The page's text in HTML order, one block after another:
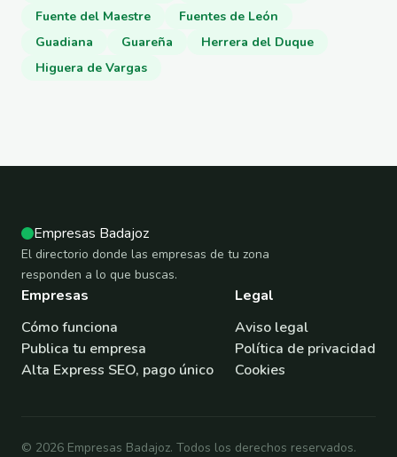
Fuente del Maestre
Fuentes de León
Guadiana
Guareña
Herrera del Duque
Higuera de Vargas
Empresas Badajoz
El directorio donde las empresas de tu zona
responden a lo que buscas.
Empresas
Cómo funciona
Publica tu empresa
Alta Express SEO, pago único
Legal
Aviso legal
Política de privacidad
Cookies
© 2026 Empresas Badajoz. Todos los derechos reservados.